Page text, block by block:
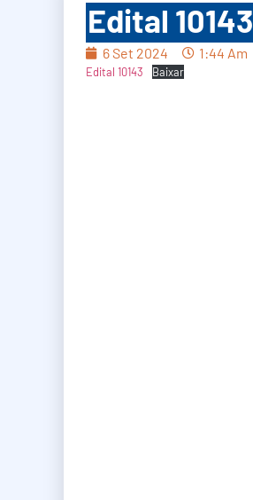
Edital 10143
6 Set 2024 1:44 Am
Edital 10143 Baixar